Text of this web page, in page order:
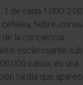
1 de cada 1.000-
fiebre,
la conciencia...
esclerosante
casos, es una
tardía que